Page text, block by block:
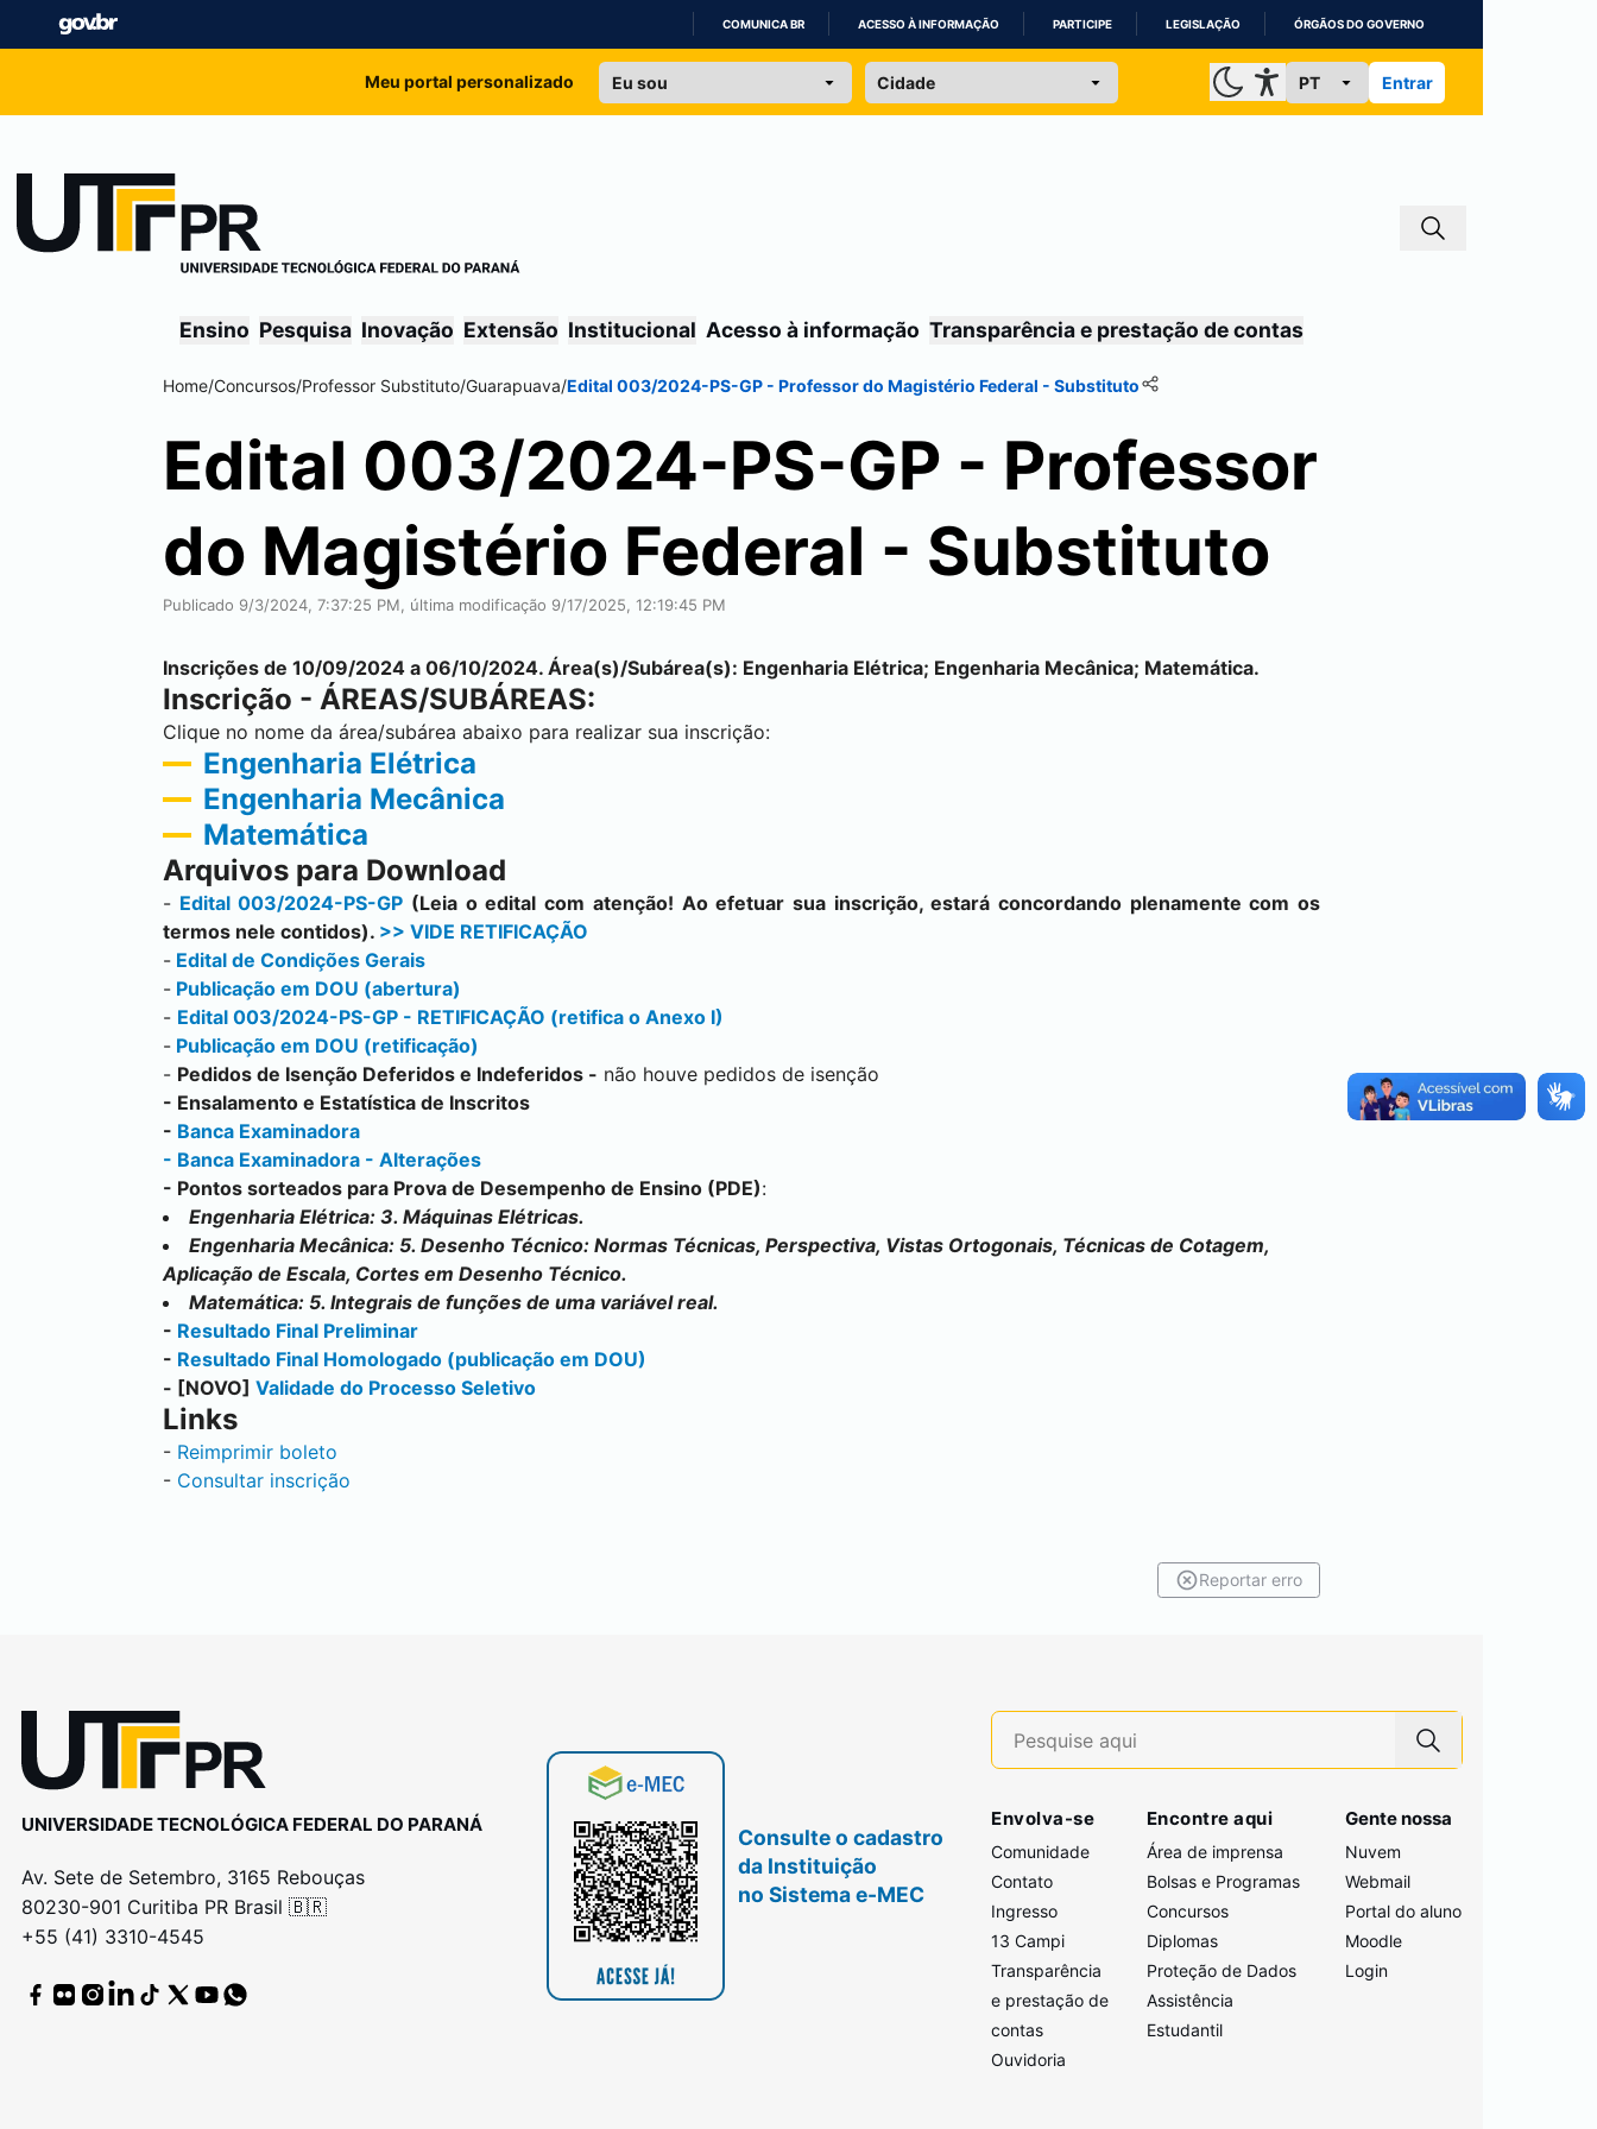
IR
COMUNICA BR ACESSO À INFORMAÇÃO PARTICIPE LEGISLAÇÃO ÓRGÃOS DO GOVERNO
Meu portal personalizado Entrar
Ensino Pesquisa Inovação Extensão Institucional Acesso à informação Transparência e prestação de contas
Home/Concursos/Professor Substituto/Guarapuava/Edital 003/2024-PS-GP - Professor do Magistério Federal - Substituto
Edital 003/2024-PS-GP - Professor
do Magistério Federal - Substituto
Publicado 9/3/2024, 7:37:25 PM, última modificação 9/17/2025, 12:19:45 PM
Inscrições de 10/09/2024 a 06/10/2024. Área(s)/Subárea(s): Engenharia Elétrica; Engenharia Mecânica; Matemática.
Inscrição - ÁREAS/SUBÁREAS:
Clique no nome da área/subárea abaixo para realizar sua inscrição:
Engenharia Elétrica
Engenharia Mecânica
Matemática
Arquivos para Download
- Edital 003/2024-PS-GP (Leia o edital com atenção! Ao efetuar sua inscrição, estará concordando plenamente com os
termos nele contidos). >> VIDE RETIFICAÇÃO
- Edital de Condições Gerais
- Publicação em DOU (abertura)
- Edital 003/2024-PS-GP - RETIFICAÇÃO (retifica o Anexo I)
- Publicação em DOU (retificação)
- Pedidos de Isenção Deferidos e Indeferidos - não houve pedidos de isenção
- Ensalamento e Estatística de Inscritos
- Banca Examinadora
- Banca Examinadora - Alterações
- Pontos sorteados para Prova de Desempenho de Ensino (PDE):
Engenharia Elétrica: 3. Máquinas Elétricas.
Engenharia Mecânica: 5. Desenho Técnico: Normas Técnicas, Perspectiva, Vistas Ortogonais, Técnicas de Cotagem,
Aplicação de Escala, Cortes em Desenho Técnico.
Matemática: 5. Integrais de funções de uma variável real.
- Resultado Final Preliminar
- Resultado Final Homologado (publicação em DOU)
- [NOVO] Validade do Processo Seletivo
Links
- Reimprimir boleto
- Consultar inscrição
Reportar erro
UNIVERSIDADE TECNOLÓGICA FEDERAL DO PARANÁ
Av. Sete de Setembro, 3165 Rebouças
80230-901 Curitiba PR Brasil 🇧🇷
+55 (41) 3310-4545
Consulte o cadastro
da Instituição
no Sistema e-MEC
Envolva-se
Comunidade
Contato
Ingresso
13 Campi
Transparência
e prestação de
contas
Ouvidoria
Encontre aqui
Área de imprensa
Bolsas e Programas
Concursos
Diplomas
Proteção de Dados
Assistência
Estudantil
Gente nossa
Nuvem
Webmail
Portal do aluno
Moodle
Login